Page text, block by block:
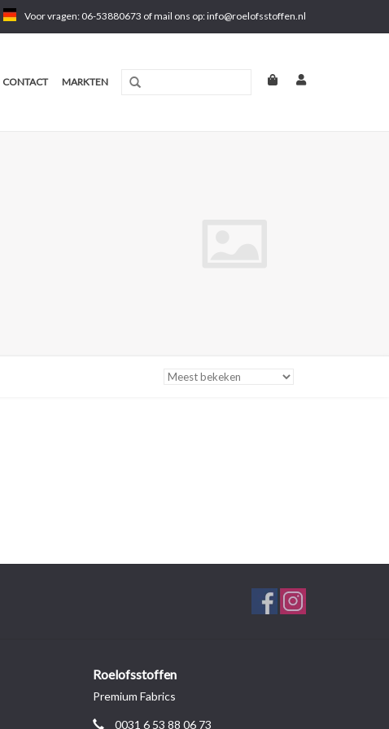
Voor vragen: 06-53880673 of mail ons op:info@roelofsstoffen.nl
CONTACT MARKTEN
Roelofsstoffen
Premium Fabrics
0031 6 53 88 06 73